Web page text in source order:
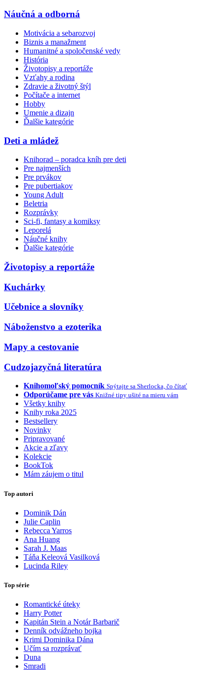
Náučná a odborná
Motivácia a sebarozvoj
Biznis a manažment
Humanitné a spoločenské vedy
História
Životopisy a reportáže
Vzťahy a rodina
Zdravie a životný štýl
Počítače a internet
Hobby
Umenie a dizajn
Ďalšie kategórie
Deti a mládež
Knihorad – poradca kníh pre deti
Pre najmenších
Pre prvákov
Pre pubertiakov
Young Adult
Beletria
Rozprávky
Sci-fi, fantasy a komiksy
Leporelá
Náučné knihy
Ďalšie kategórie
Životopisy a reportáže
Kuchárky
Učebnice a slovníky
Náboženstvo a ezoterika
Mapy a cestovanie
Cudzojazyčná literatúra
Knihomoľský pomocník Spýtajte sa Sherlocka, čo čítať
Odporúčame pre vás Knižné tipy ušité na mieru vám
Všetky knihy
Knihy roka 2025
Bestsellery
Novinky
Pripravované
Akcie a zľavy
Kolekcie
BookTok
Mám záujem o titul
Top autori
Dominik Dán
Julie Caplin
Rebecca Yarros
Ana Huang
Sarah J. Maas
Táňa Keleová Vasilková
Lucinda Riley
Top série
Romantické úteky
Harry Potter
Kapitán Stein a Notár Barbarič
Denník odvážneho bojka
Krimi Dominika Dána
Učím sa rozprávať
Duna
Smradi